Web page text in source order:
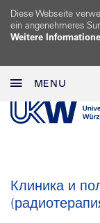
Diese Webseite
ein angenehmeres
Weitere
MENU
Клиника и